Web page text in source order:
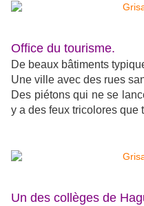
Office du tourisme.
De beaux bâtiments
Une ville avec des rues
Des piétons qui ne se
y a des feux tricolores que
Un des collèges de